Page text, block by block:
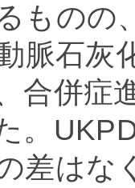
ものの
脈石灰
合併症
。
差はな